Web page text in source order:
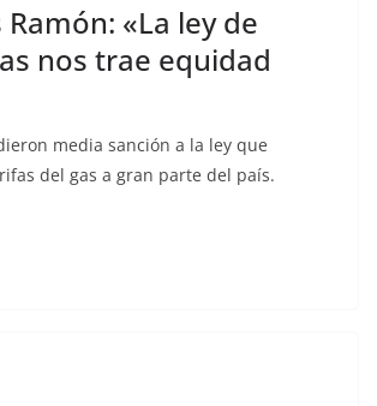
Ramón: «La ley de
nos trae equidad
media sanción a la ley que
del gas a gran parte del país.